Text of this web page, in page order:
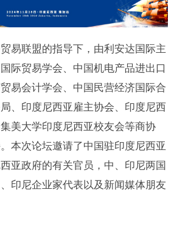
易联盟的指导下，由利安达国际主
际贸易学会、中国机电产品进出口
易会计学会、中国民营经济国际合
、印度尼西亚雇主协会、印度尼西
美大学印度尼西亚校友会等商协
本次论坛邀请了中国驻印度尼西亚
亚政府的有关官员，中、印尼两国
印尼企业家代表以及新闻媒体朋友